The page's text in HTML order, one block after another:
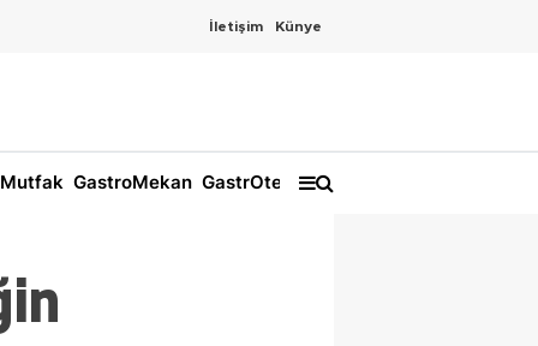
İletişim Künye
GastroMekan GastrOtel